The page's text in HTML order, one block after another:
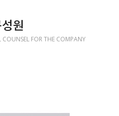
원
FOR THE COMPANY